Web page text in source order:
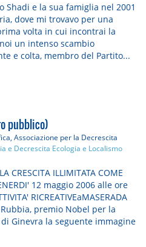
Shadi e la sua famiglia nel 2001
dove mi trovavo per una
volta in cui incontrai la
un intenso scambio
e colta, membro del Partito...
pubblico)
Associazione per la Decrescita
e Decrescita Ecologia e Localismo
CRESCITA ILLIMITATA COME
12 maggio 2006 alle ore
RICREATIVEaMASERADA
Rubbia, premio Nobel per la
Ginevra la seguente immagine